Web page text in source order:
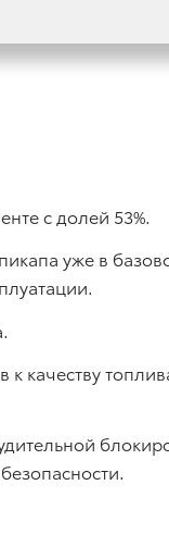
с долей 53%.
уже в
качеству